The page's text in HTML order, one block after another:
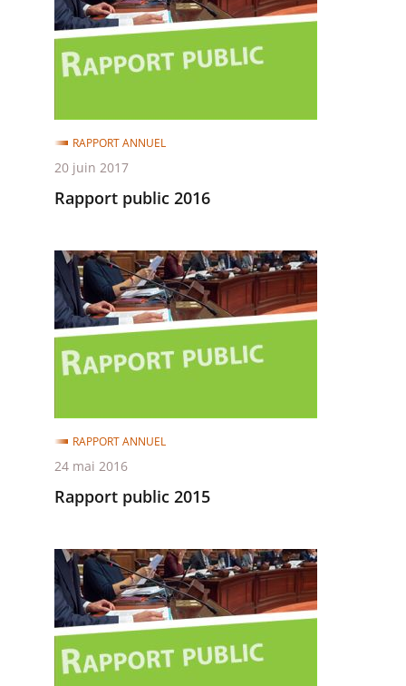
2016
Rapport public 2016
RAPPORT ANNUEL
20 juin 2017
Rapport
public
2015
Rapport public 2015
RAPPORT ANNUEL
24 mai 2016
Rapport
public
2014